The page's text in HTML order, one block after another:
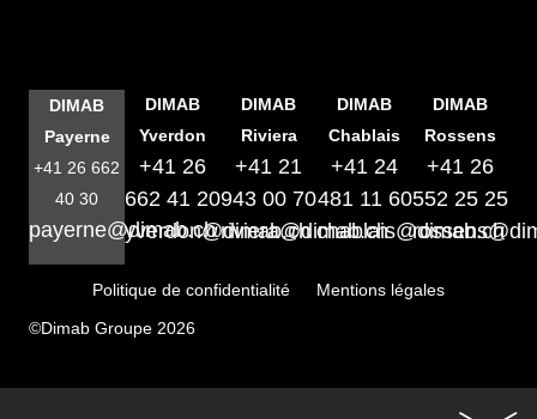
DIMAB
Payerne
+41 26 662
40 30
payerne@dimab.ch
DIMAB
Yverdon
+41 26
662 41 20
yverdon@dimab.ch
DIMAB
Riviera
+41 21
943 00 70
riviera@dimab.ch
DIMAB
Chablais
+41 24
481 11 60
chablais@dimab.ch
DIMAB
Rossens
+41 26
552 25 25
Politique de confidentialité
Mentions légales
©Dimab Groupe 2026